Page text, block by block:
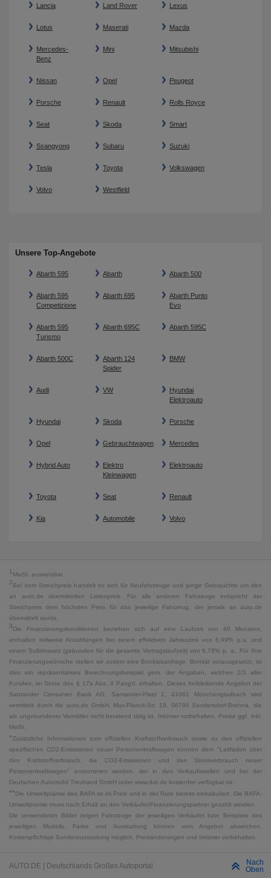
Lancia Land Rover Lexus
Lotus Maserati Mazda
Mercedes-
Benz
Mini Mitsubishi
Nissan Opel Peugeot
Porsche Renault Rolls Royce
Seat Skoda Smart
Ssangyong Subaru Suzuki
Tesla Toyota Volkswagen
Volvo Westfield
Unsere Top-Angebote
Abarth 595 Abarth Abarth 500
Abarth 595
Competizione
Abarth 695
Abarth Punto
Evo
Abarth 595
Turismo
Abarth 695C Abarth 595C
Abarth 500C
Abarth 124
Spider
BMW
Audi VW
Hyundai
Elektroauto
Hyundai Skoda Porsche
Opel Gebrauchtwagen Mercedes
Hybrid Auto
Elektro
Kleinwagen
Elektroauto
Toyota Seat Renault
Kia Automobile Volvo
1 MwSt. ausweisbar
2Bei dem Streichpreis handelt es sich für Neufahrzeuge und junge Gebrauchte um den
an auto.de übermittelten Listenpreis. Für alle anderen Fahrzeuge entspricht der
Streichpreis dem höchsten Preis für das jeweilige Fahrzeug, der jemals an auto.de
übermittelt wurde.
3Die Finanzierungskonditionen beziehen sich auf eine Laufzeit von 60 Monaten,
enthalten teilweise Anzahlungen bei einem effektiven Jahreszins von 6,99% p.a. und
einem Sollzinssatz (gebunden für die gesamte Vertragslaufzeit) von 6,78% p. a.. Für Ihre
Finanzierungswünsche stellen wir zudem eine Bonitätsanfrage. Bonität vorausgesetzt, ist
dies ein repräsentatives Berechnungsbeispiel gem. der Angaben, welches 2/3 aller
Kunden, im Sinne des § 17a Abs. 4 PangV, erhalten. Dieses freibleibende Angebot der
Santander Consumer Bank AG, Santander-Platz 1, 41061 Mönchengladbach wird
vermittelt durch die auto.de GmbH, Max-Planck-Str. 19, 06796 Sandersdorf-Brehna, die
als ungebundener Vermittler nicht beratend tätig ist. Irrtümer vorbehalten. Preise ggf. inkl.
MwSt.
*Zusätzliche Informationen zum offiziellen Kraftstoffverbrauch sowie zu den offiziellen
spezifischen CO2-Emissionen neuer Personenkraftwagen können dem "Leitfaden über
den Kraftstoffverbrauch, die CO2-Emissionen und den Stromverbrauch neuer
Personenkraftwagen" entnommen werden, der in den Verkaufsstellen und bei der
Deutschen Automobil Treuhand GmbH unter www.dat.de kostenfrei verfügbar ist.
**Die Umweltprämie des BAFA ist im Preis und in der Rate bereits einkalkuliert. Die BAFA-
Umweltprämie muss nach Erhalt an den Verkäufer/Finanzierungspartner gezahlt werden.
Die verwendeten Bilder zeigen Fahrzeuge der jeweiligen Verkäufer bzw. Beispiele des
jeweiligen Modells. Farbe und Ausstattung können vom Angebot abweichen.
Kostenpflichtige Sonderausstattung möglich. Preisänderungen und Irrtümer vorbehalten.
AUTO.DE | Deutschlands Großes Autoportal
Nach
Oben